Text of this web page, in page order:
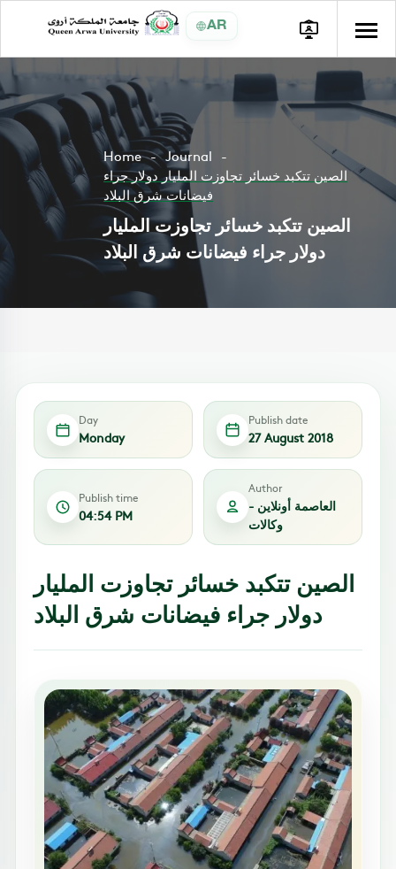
AR
Home
Journal
الصين تتكبد خسائر تجاوزت المليار دولار جراء
فيضانات شرق البلاد
الصين تتكبد خسائر تجاوزت المليار
دولار جراء فيضانات شرق البلاد
Day
Monday
Publish date
27 August 2018
Publish time
04:54 PM
Author
العاصمة أونلاين -
وكالات
الصين تتكبد خسائر تجاوزت المليار
دولار جراء فيضانات شرق البلاد